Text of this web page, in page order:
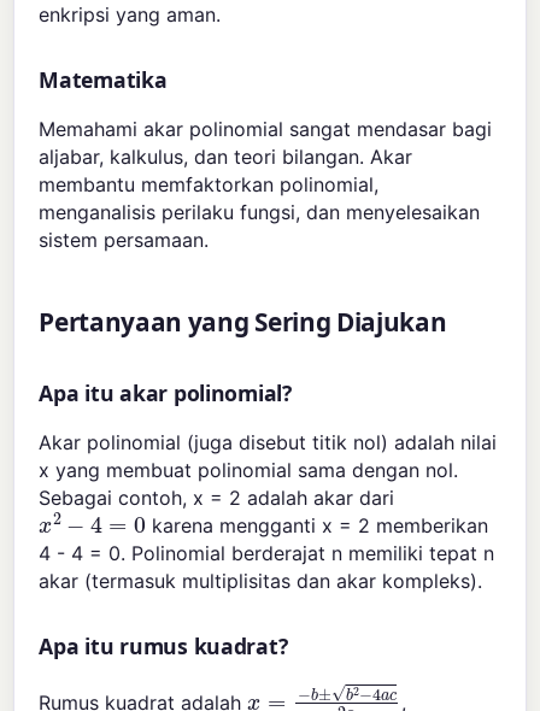
enkripsi yang aman.
Matematika
Memahami akar polinomial sangat mendasar bagi
aljabar, kalkulus, dan teori bilangan. Akar
membantu memfaktorkan polinomial,
menganalisis perilaku fungsi, dan menyelesaikan
sistem persamaan.
Pertanyaan yang Sering Diajukan
Apa itu akar polinomial?
Akar polinomial (juga disebut titik nol) adalah nilai
x yang membuat polinomial sama dengan nol.
Sebagai contoh, x = 2 adalah akar dari
x2−4= 0
karena mengganti x = 2 memberikan
4 - 4 = 0. Polinomial berderajat n memiliki tepat n
akar (termasuk multiplisitas dan akar kompleks).
Apa itu rumus kuadrat?
Rumus kuadrat adalah
± b 2−4ac
,